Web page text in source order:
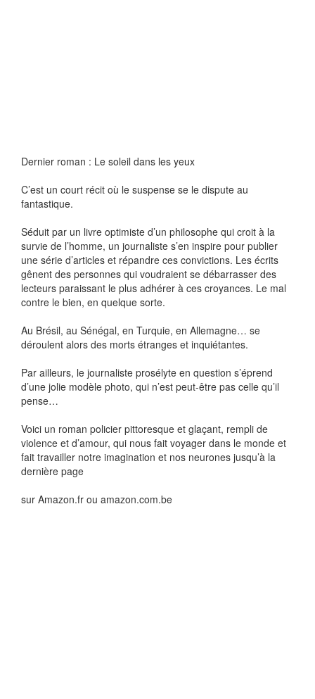
Dernier roman : Le soleil dans les yeux
C’est un court récit où le suspense se le dispute au
fantastique.
Séduit par un livre optimiste d’un philosophe qui croit à la
survie de l’homme, un journaliste s’en inspire pour publier
une série d’articles et répandre ces convictions. Les écrits
gênent des personnes qui voudraient se débarrasser des
lecteurs paraissant le plus adhérer à ces croyances. Le mal
contre le bien, en quelque sorte.
Au Brésil, au Sénégal, en Turquie, en Allemagne… se
déroulent alors des morts étranges et inquiétantes.
Par ailleurs, le journaliste prosélyte en question s’éprend
d’une jolie modèle photo, qui n’est peut-être pas celle qu’il
pense…
Voici un roman policier pittoresque et glaçant, rempli de
violence et d’amour, qui nous fait voyager dans le monde et
fait travailler notre imagination et nos neurones jusqu’à la
dernière page
sur Amazon.fr ou amazon.com.be